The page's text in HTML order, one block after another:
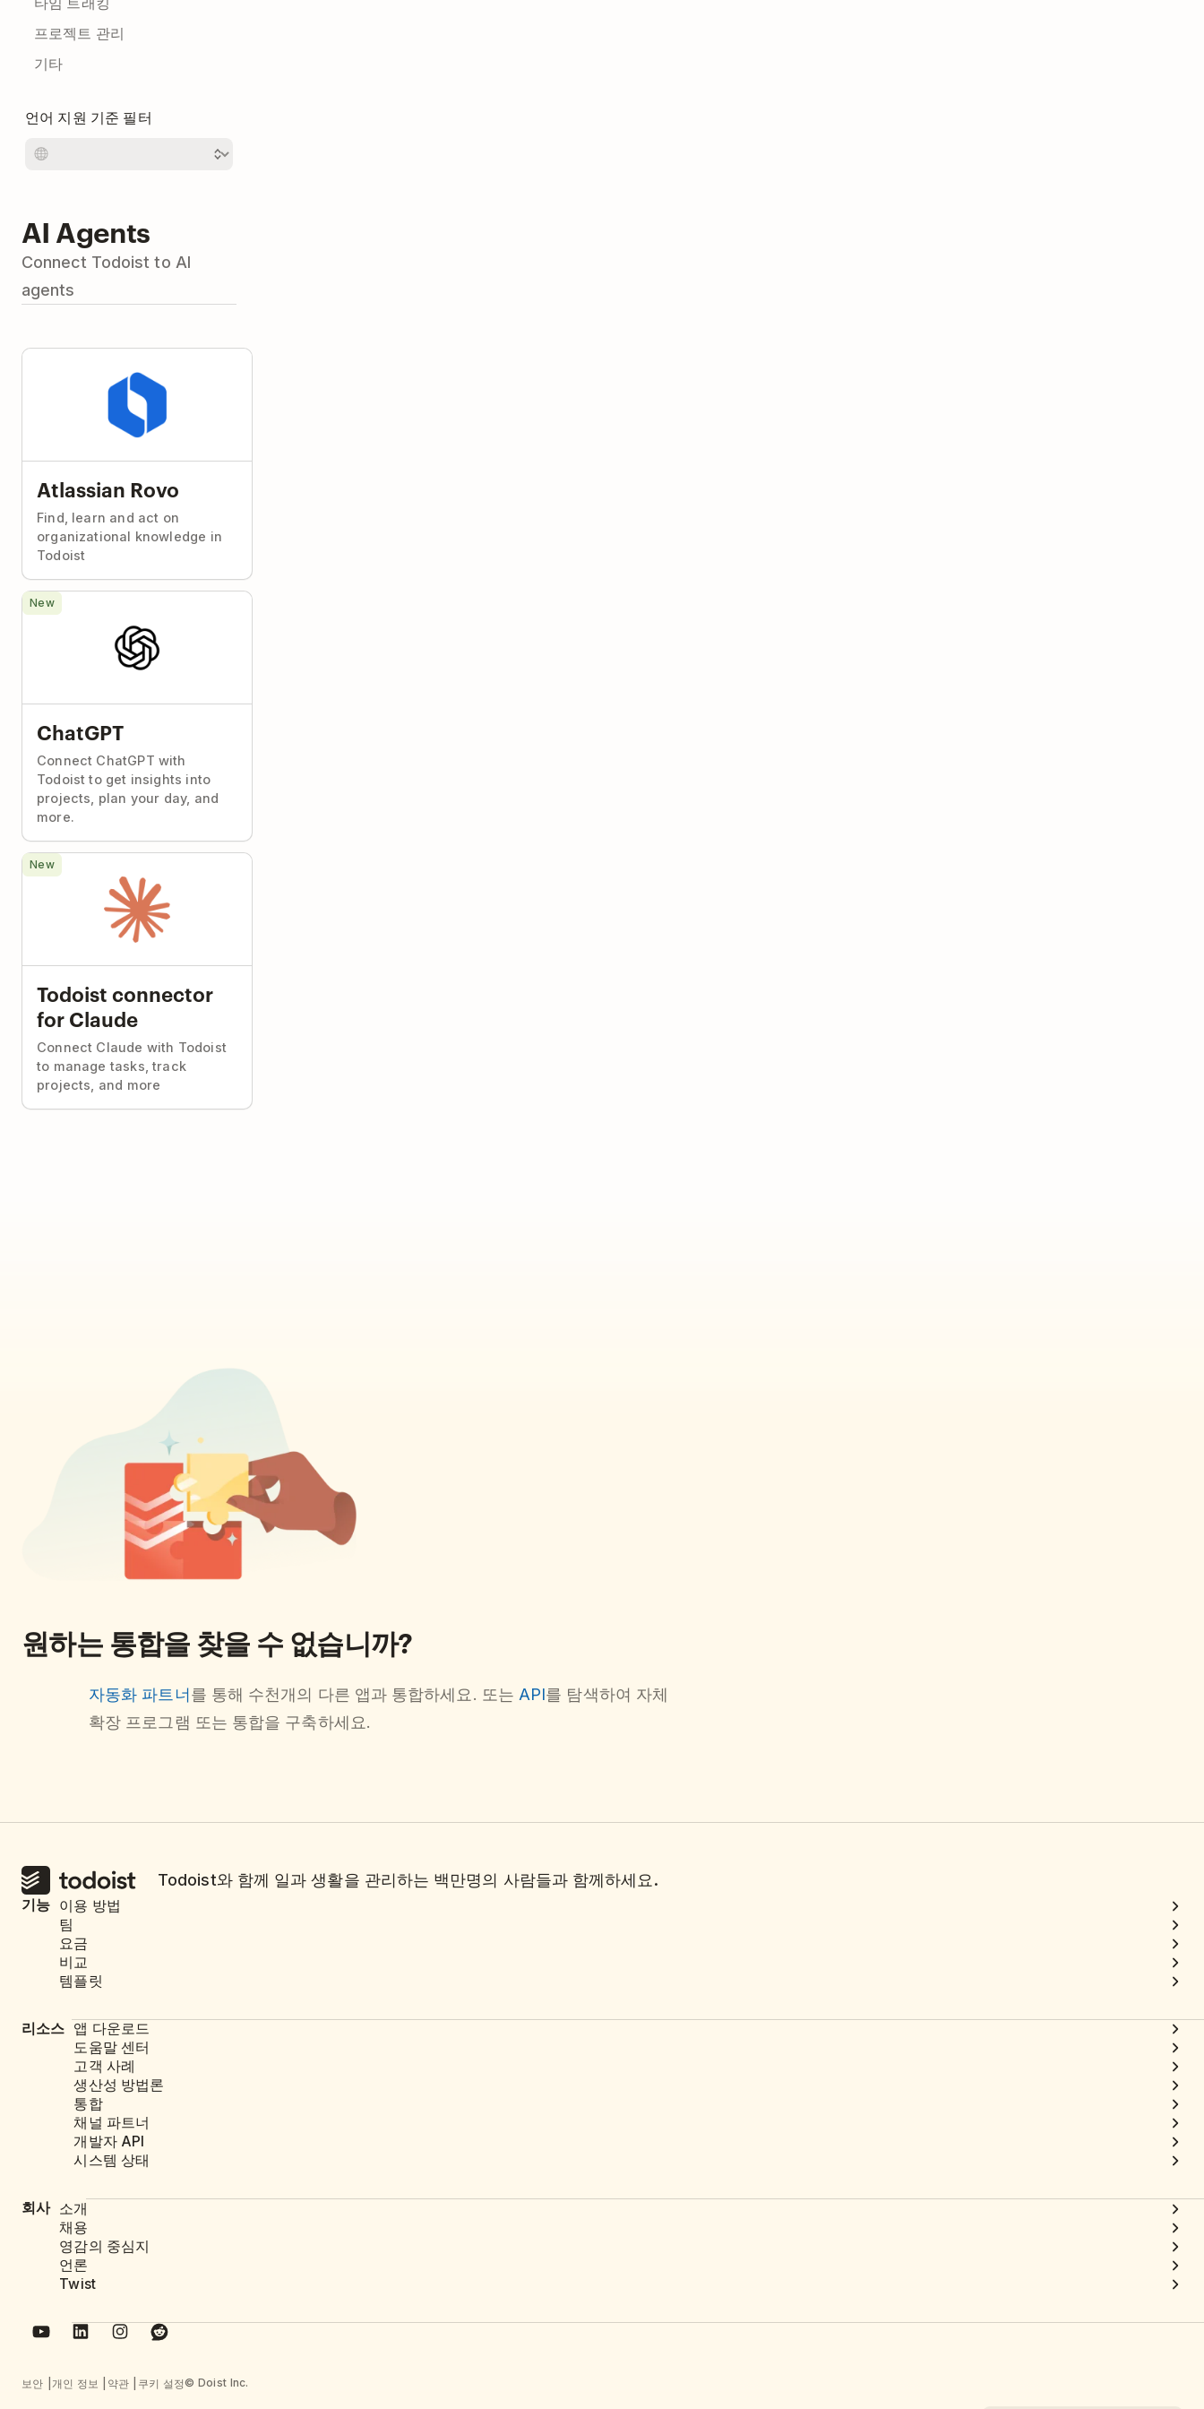
프로젝트 관리
기타
언어 지원 기준 필터
AI Agents
Connect Todoist to AI
agents
Atlassian Rovo
Find, learn and act on
organizational knowledge in
Todoist
ChatGPT
Connect ChatGPT with
Todoist to get insights into
projects, plan your day, and
more.
New
Todoist connector
for Claude
Connect Claude with Todoist
to manage tasks, track
projects, and more
New
원하는 통합을 찾을 수 없습니까?
자동화 파트너를 통해 수천개의 다른 앱과 통합하세요. 또는 API를 탐색하여 자체
확장 프로그램 또는 통합을 구축하세요.
Todoist와 함께 일과 생활을 관리하는 백만명의 사람들과 함께하세요.
기능 이용 방법
팀
요금
비교
템플릿
리소스 앱 다운로드
도움말 센터
고객 사례
생산성 방법론
통합
채널 파트너
개발자 API
시스템 상태
회사 소개
채용
영감의 중심지
언론
Twist
보안 개인 정보 약관 쿠키 설정© Doist Inc.